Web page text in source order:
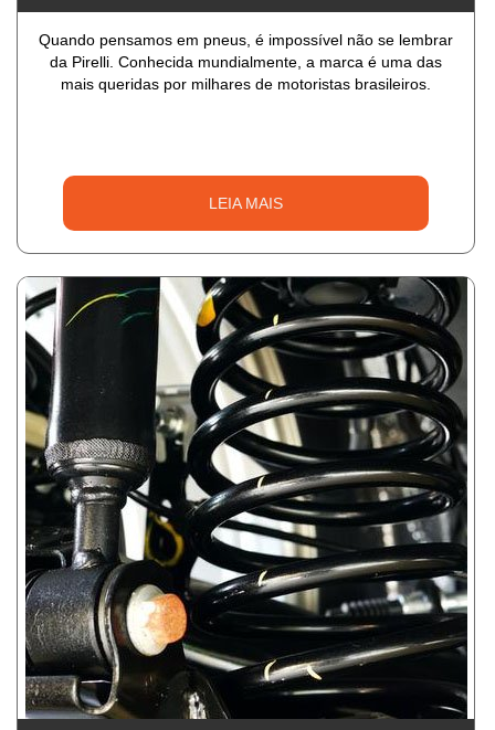
Quando pensamos em pneus, é impossível não se lembrar
da Pirelli. Conhecida mundialmente, a marca é uma das
mais queridas por milhares de motoristas brasileiros.
LEIA MAIS